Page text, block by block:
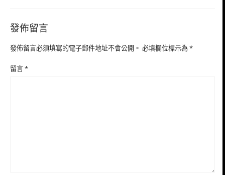
發佈留言
發佈留言必須填寫的電子郵件地址不會公開。 必填欄位標示為*
留言*